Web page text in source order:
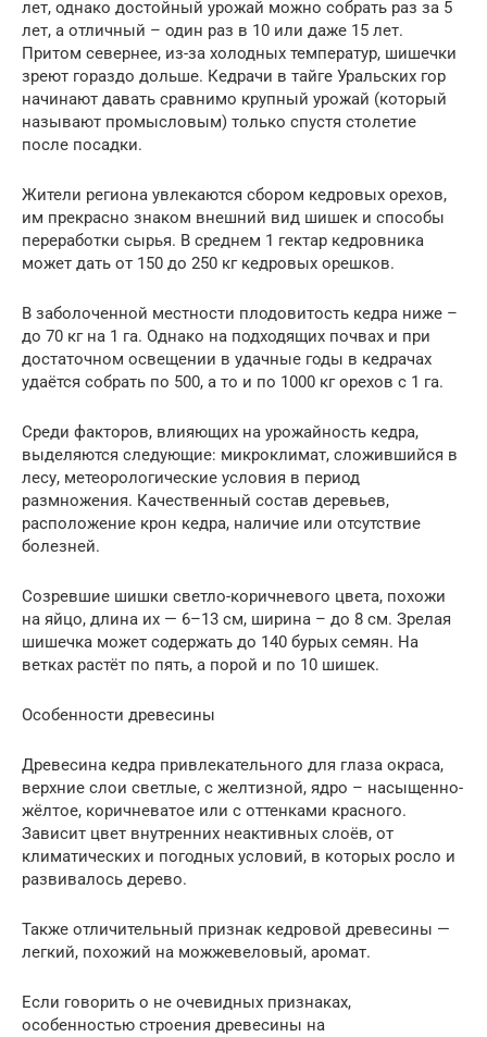
лет, однако достойный урожай можно собрать раз за 5
лет, а отличный – один раз в 10 или даже 15 лет.
Притом севернее, из-за холодных температур, шишечки
зреют гораздо дольше. Кедрачи в тайге Уральских гор
начинают давать сравнимо крупный урожай (который
называют промысловым) только спустя столетие
после посадки.
Жители региона увлекаются сбором кедровых орехов,
им прекрасно знаком внешний вид шишек и способы
переработки сырья. В среднем 1 гектар кедровника
может дать от 150 до 250 кг кедровых орешков.
В заболоченной местности плодовитость кедра ниже –
до 70 кг на 1 га. Однако на подходящих почвах и при
достаточном освещении в удачные годы в кедрачах
удаётся собрать по 500, а то и по 1000 кг орехов с 1 га.
Среди факторов, влияющих на урожайность кедра,
выделяются следующие: микроклимат, сложившийся в
лесу, метеорологические условия в период
размножения. Качественный состав деревьев,
расположение крон кедра, наличие или отсутствие
болезней.
Созревшие шишки светло-коричневого цвета, похожи
на яйцо, длина их — 6–13 см, ширина – до 8 см. Зрелая
шишечка может содержать до 140 бурых семян. На
ветках растёт по пять, а порой и по 10 шишек.
Особенности древесины
Древесина кедра привлекательного для глаза окраса,
верхние слои светлые, с желтизной, ядро – насыщенно-
жёлтое, коричневатое или с оттенками красного.
Зависит цвет внутренних неактивных слоёв, от
климатических и погодных условий, в которых росло и
развивалось дерево.
Также отличительный признак кедровой древесины —
легкий, похожий на можжевеловый, аромат.
Если говорить о не очевидных признаках,
особенностью строения древесины на